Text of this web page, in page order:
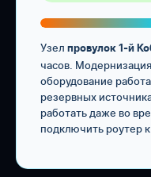
Узел провулок 1-й
часов.
оборудование
резервных
работать даже во
подключить роутер к